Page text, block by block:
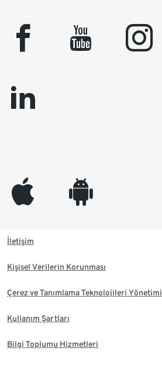
facebook youtube instagram
linkedin
appleinc android
İletişim
Kişisel Verilerin Korunması
Çerez ve Tanımlama Teknolojileri Yönetimi
Kullanım Şartları
Bilgi Toplumu Hizmetleri